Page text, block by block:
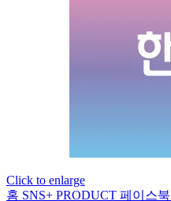
Click to enlarge
홈 SNS+ PRODUCT 페이스북